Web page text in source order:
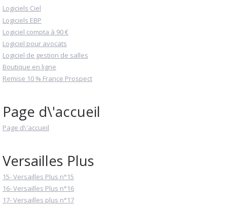
Logiciels Ciel
Logiciels EBP
Logiciel compta à 90 €
Logiciel pour avocats
Logiciel de gestion de salles
Boutique en ligne
Remise 10 % France Prospect
Page d\'accueil
Page d\'accueil
Versailles Plus
15- Versailles Plus n°15
16- Versailles Plus n°16
17- Versailles plus n°17